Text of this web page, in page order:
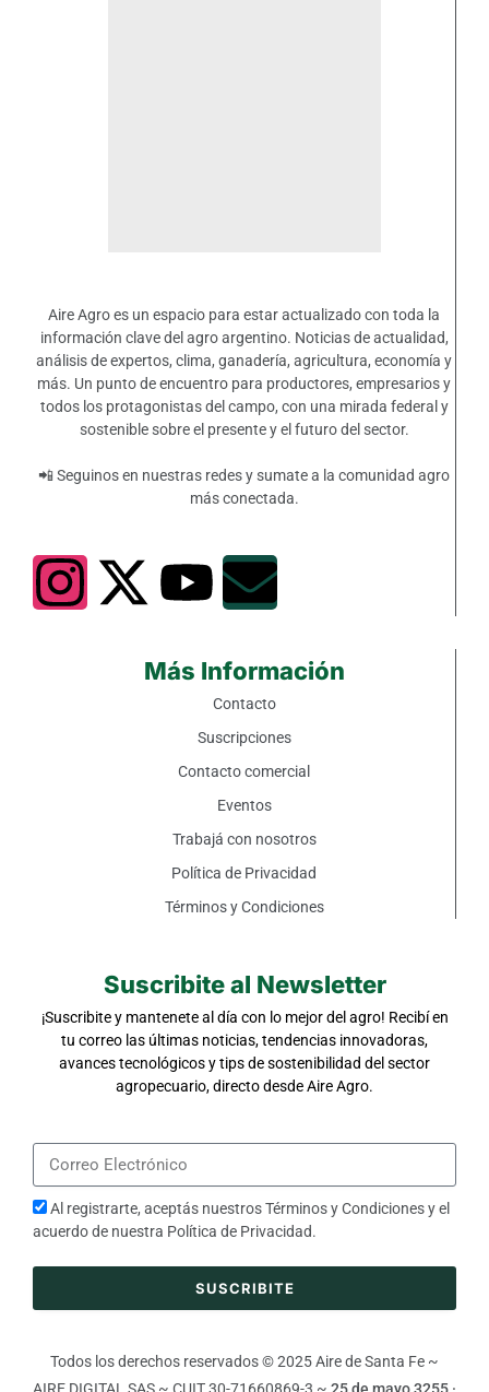
Aire Agro es un espacio para estar actualizado con toda la
información clave del agro argentino. Noticias de actualidad,
análisis de expertos, clima, ganadería, agricultura, economía y
más. Un punto de encuentro para productores, empresarios y
todos los protagonistas del campo, con una mirada federal y
sostenible sobre el presente y el futuro del sector.
📲 Seguinos en nuestras redes y sumate a la comunidad agro
más conectada.
Más Información
Contacto
Suscripciones
Contacto comercial
Eventos
Trabajá con nosotros
Política de Privacidad
Términos y Condiciones
Suscribite al Newsletter
¡Suscribite y mantenete al día con lo mejor del agro! Recibí en
tu correo las últimas noticias, tendencias innovadoras,
avances tecnológicos y tips de sostenibilidad del sector
agropecuario, directo desde Aire Agro.
Al registrarte, aceptás nuestrosTérminos y Condicionesy el
acuerdo de nuestra Política de Privacidad.
SUSCRIBITE
Todos los derechos reservados © 2025 Aire de Santa Fe ~